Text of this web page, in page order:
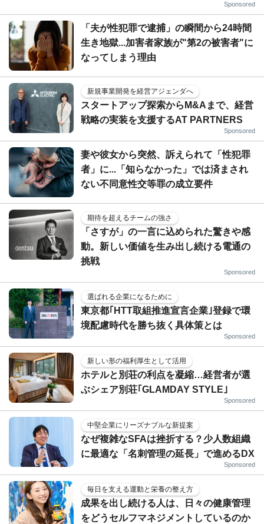
Sponsored
「夫が性犯罪で逮捕」の瞬間から24時間
生き地獄...加害者家族が"第2の被害者"に
なってしまう理由
新規事業開発を経営アジェンダへ
スタートアップ探索からM&Aまで、経営
戦略の実装を支援するAT PARTNERS
Sponsored
妻や彼女から突然、訴えられて「性犯罪
者」に...「知らなかった」では済まされ
ない不同意性交等罪の成立要件
期待を超えるチームの強さ
「さすが」の一言に込められた驚きや感
動。新しい価値を生み出し続ける電通の
挑戦
Sponsored
選ばれる企業になるために
東京都｢HTT取組推進宣言企業｣登録で環
境配慮時代を勝ち抜く具体策とは
Sponsored
新しい形の福利厚生として活用
ホテルと別荘の利点を凝縮…経営者が選
ぶシェア別荘｢GLAMDAY STYLE｣
Sponsored
中堅企業にリーズナブルな新提案
なぜ複雑なSFAは挫折する？少人数組織
に最適な「名刺管理の延長」で進めるDX
Sponsored
毎日を支える運動と栄養の整え方
成果を出し続ける人は、日々の健康管理
をどうセルフマネジメントしているのか